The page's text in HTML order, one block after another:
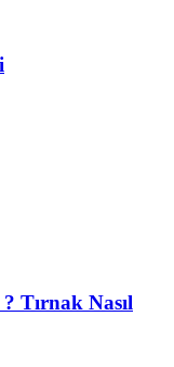
? Tırnak Nasıl